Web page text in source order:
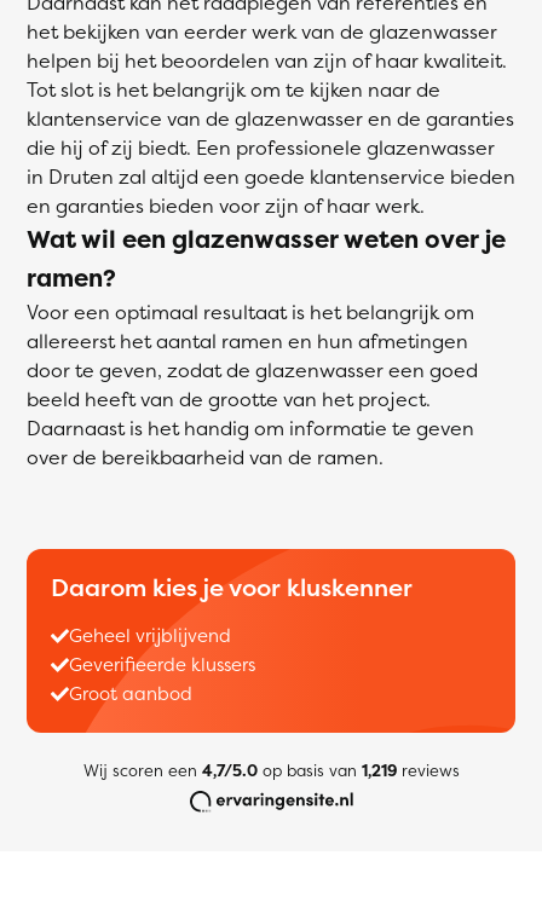
het bekijken van eerder werk van de glazenwasser
helpen bij het beoordelen van zijn of haar kwaliteit.
Tot slot is het belangrijk om te kijken naar de
klantenservice van de glazenwasser en de garanties
die hij of zij biedt. Een professionele glazenwasser
in Druten zal altijd een goede klantenservice bieden
en garanties bieden voor zijn of haar werk.
Wat wil een glazenwasser weten over je
ramen?
Voor een optimaal resultaat is het belangrijk om
allereerst het aantal ramen en hun afmetingen
door te geven, zodat de glazenwasser een goed
beeld heeft van de grootte van het project.
Daarnaast is het handig om informatie te geven
over de bereikbaarheid van de ramen.
Daarom kies je voor kluskenner
Geheel vrijblijvend
Geverifieerde klussers
Groot aanbod
Wij scoren een 4,7/5.0op basis van 1,219reviews